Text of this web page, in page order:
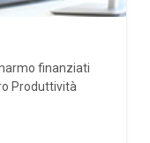
finanziati
Produttività